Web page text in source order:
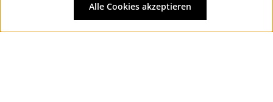
Alle Cookies akzeptieren